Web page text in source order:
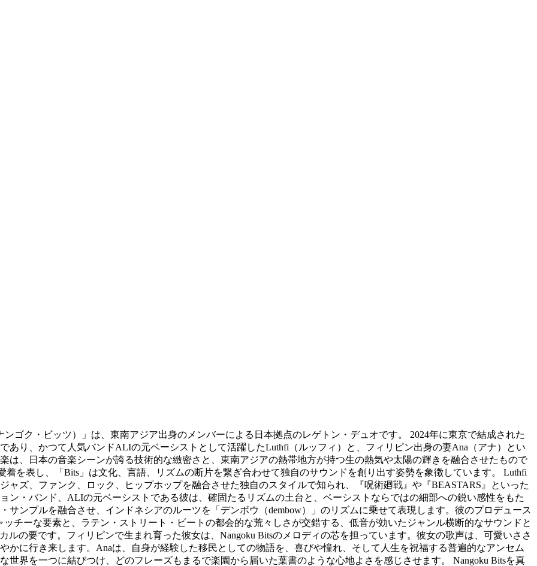
ゴク・ビッツ）」は、東南アジア出身のメンバーによる日本拠点のレゲトン・デュオです。 2024年に東京で結成された
あり、かつて人気バンドALIの元ベーシストとして活躍したLuthfi（ルッフィ）と、フィリピン出身の妻Ana（アナ）とい
は、日本の音楽シーンが誇る技術的な緻密さと、東南アジアの熱帯地方が持つ生の熱気や太陽の輝きを融合させたもので
着を表し、「Bits」は文化、言語、リズムの断片を繋ぎ合わせて独自のサウンドを創り出す姿勢を象徴しています。 Luthfi
ャズ、ファンク、ロック、ヒップホップを融合させた独自のスタイルで知られ、『呪術廻戦』や『BEASTARS』といった
ン・バンド、ALIの元ベーシストである彼は、確固たるリズムの土台と、ベーシストならではの細部への鋭い感性をもた
サンプルを融合させ、インドネシアのルーツを「デンボウ（dembow）」のリズムに乗せて表現します。彼のプロデュース
チーな要素と、ラテン・ストリート・ビートの都会的な荒々しさが交錯する、低音が効いたジャンル横断的なサウンドと
ルの要です。フィリピンで生まれ育った彼女は、Nangoku Bitsのメロディの芯を担っています。彼女の歌声は、可愛いささ
かに行き来します。Anaは、自身が経験した移民としての物語を、喜びや憧れ、そして人生を祝福する普遍的なアンセム
世界を一つに結びつけ、どのフレーズもまるで楽園から届いた葉書のような心地よさを感じさせます。 Nangoku Bitsを真